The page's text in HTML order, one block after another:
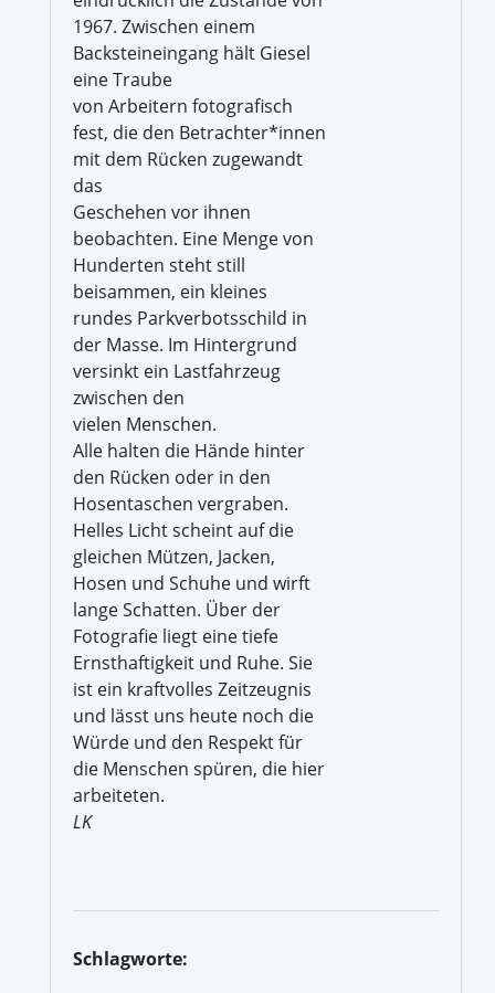
1967. Zwischen einem
Backsteineingang hält Giesel
eine Traube
von Arbeitern fotografisch
fest, die den Betrachter*innen
mit dem Rücken zugewandt
das
Geschehen vor ihnen
beobachten. Eine Menge von
Hunderten steht still
beisammen, ein kleines
rundes Parkverbotsschild in
der Masse. Im Hintergrund
versinkt ein Lastfahrzeug
zwischen den
vielen Menschen.
Alle halten die Hände hinter
den Rücken oder in den
Hosentaschen vergraben.
Helles Licht scheint auf die
gleichen Mützen, Jacken,
Hosen und Schuhe und wirft
lange Schatten. Über der
Fotografie liegt eine tiefe
Ernsthaftigkeit und Ruhe. Sie
ist ein kraftvolles Zeitzeugnis
und lässt uns heute noch die
Würde und den Respekt für
die Menschen spüren, die hier
arbeiteten.
LK
Schlagworte: